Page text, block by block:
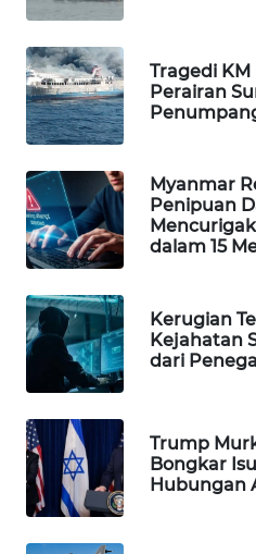
Tragedi
Perairan
Myanmar
Penipuan
dalam 15
Kerugian
Kejahatan
dari
Trump
Bongkar
Hubungan
ID
WAHANANEWS
CO ID
WAHANANEWS
NET
WAHANA
SPORT
WAHANA
UMKM
WAHANA
SELEB
WAHANA